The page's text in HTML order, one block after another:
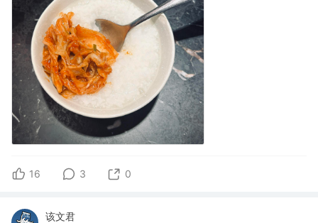
16 3 0
该文君